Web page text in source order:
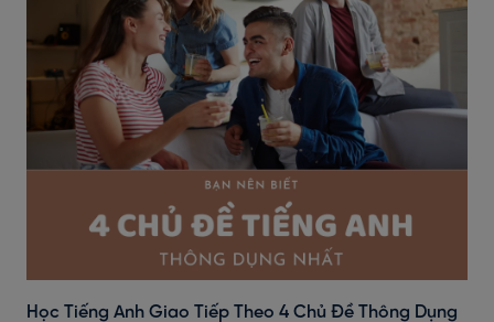
Học Tiếng Anh Giao Tiếp Theo 4 Chủ Đề Thông Dụng